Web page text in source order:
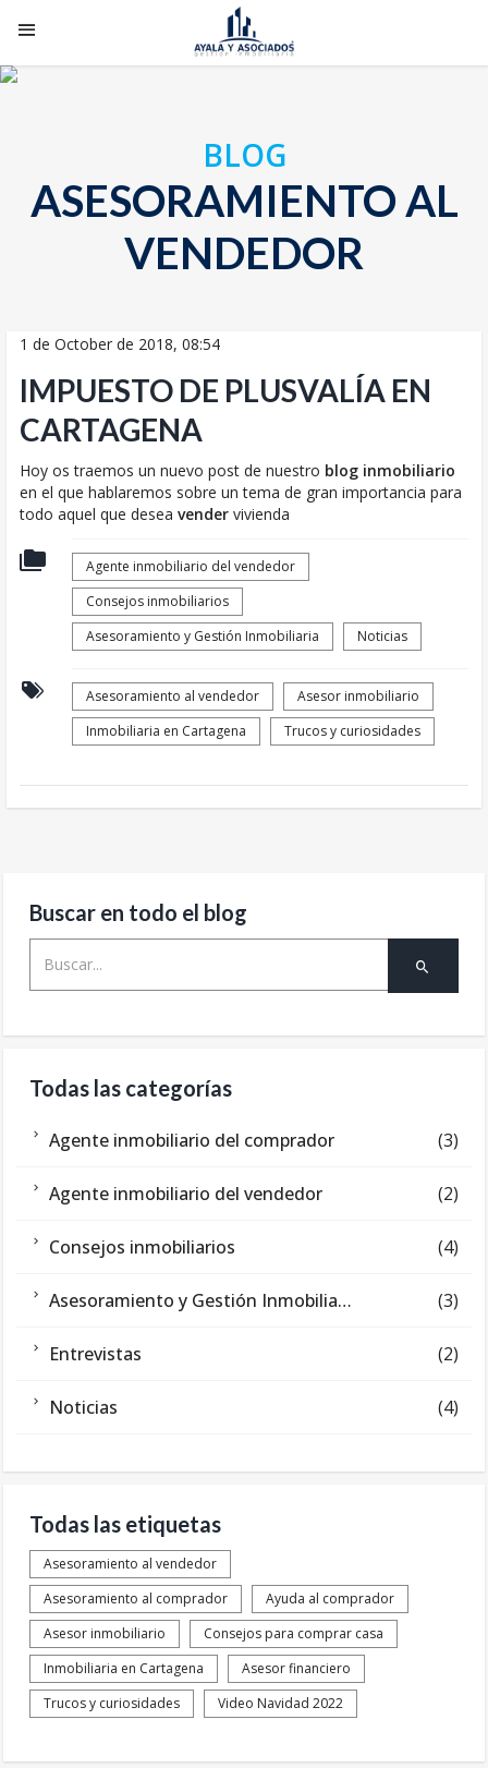
BLOG
ASESORAMIENTO AL
VENDEDOR
1 de October de 2018, 08:54
IMPUESTO DE PLUSVALÍA EN
CARTAGENA
Hoy os traemos un nuevo post de nuestro blog inmobiliario
en el que hablaremos sobre un tema de gran importancia para
todo aquel que desea vender vivienda
Agente inmobiliario del vendedor
Consejos inmobiliarios
Asesoramiento y Gestión Inmobiliaria
Noticias
Asesoramiento al vendedor
Asesor inmobiliario
Inmobiliaria en Cartagena
Trucos y curiosidades
Buscar en todo el blog
Todas las categorías
Agente inmobiliario del comprador (3)
Agente inmobiliario del vendedor (2)
Consejos inmobiliarios (4)
Asesoramiento y Gestión Inmobiliaria (3)
Entrevistas (2)
Noticias (4)
Todas las etiquetas
Asesoramiento al vendedor
Asesoramiento al comprador
Ayuda al comprador
Asesor inmobiliario
Consejos para comprar casa
Inmobiliaria en Cartagena
Asesor financiero
Trucos y curiosidades
Video Navidad 2022